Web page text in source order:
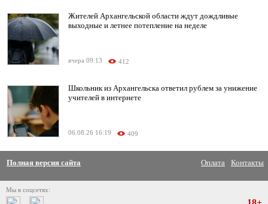
Жителей Архангельской области ждут дождливые
выходные и летнее потепление на неделе
вчера 09:13 412
Школьник из Архангельска ответил рублем за унижение
учителей в интернете
06.08.26 16:19 409
Полная версия сайта Оплата Контакты
Мы в соцсетях: